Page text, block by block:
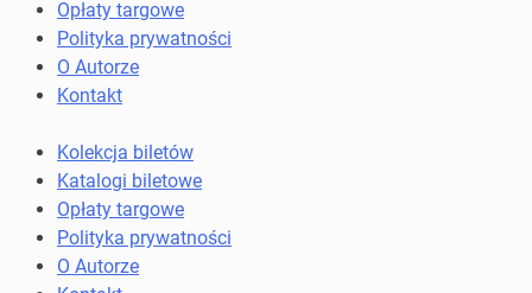
komunikacji
miejskiej
kolejowych
Opłaty targowe
Polityka prywatności
O Autorze
Kontakt
Kolekcja biletów
Katalogi biletowe
Opłaty targowe
Polityka prywatności
O Autorze